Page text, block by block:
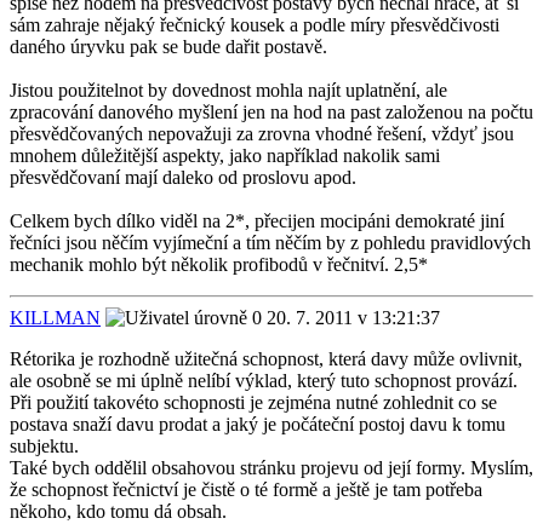
sám zahraje nějaký řečnický kousek a podle míry přesvědčivosti
daného úryvku pak se bude dařit postavě.
Jistou použitelnot by dovednost mohla najít uplatnění, ale
zpracování danového myšlení jen na hod na past založenou na počtu
přesvědčovaných nepovažuji za zrovna vhodné řešení, vždyť jsou
mnohem důležitější aspekty, jako například nakolik sami
přesvědčovaní mají daleko od proslovu apod.
Celkem bych dílko viděl na 2*, přecijen mocipáni demokraté jiní
řečníci jsou něčím vyjímeční a tím něčím by z pohledu pravidlových
mechanik mohlo být několik profibodů v řečnitví. 2,5*
KILLMAN
20. 7. 2011 v 13:21:37
Rétorika je rozhodně užitečná schopnost, která davy může ovlivnit,
ale osobně se mi úplně nelíbí výklad, který tuto schopnost provází.
Při použití takovéto schopnosti je zejména nutné zohlednit co se
postava snaží davu prodat a jaký je počáteční postoj davu k tomu
subjektu.
Také bych oddělil obsahovou stránku projevu od její formy. Myslím,
že schopnost řečnictví je čistě o té formě a ještě je tam potřeba
někoho, kdo tomu dá obsah.